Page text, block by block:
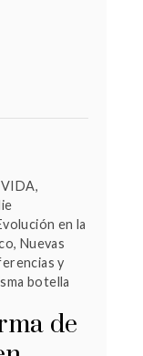
VIDA,
en la
, Nuevas
y
botella
de